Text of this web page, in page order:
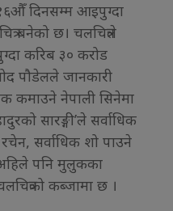
१६औँ दिनसम्म आइपुग्दा
बनेको छ। चलचित्रले
करिब ३० करोड
पौडेलले जानकारी
कमाउने नेपाली सिनेमा
सारङ्गी’ले सर्वाधिक
सर्वाधिक शो पाउने
पनि मुलुकका
कब्जामा छ ।